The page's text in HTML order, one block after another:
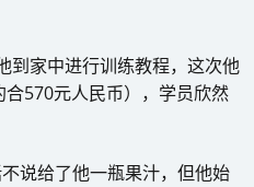
到家中进行训练教程，这次他
570元人民币），学员欣然
说给了他一瓶果汁，但他始